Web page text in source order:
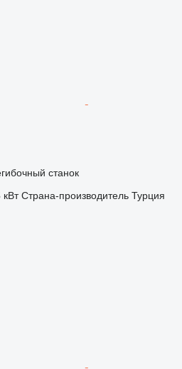
станок
кВт Страна-производитель Турция